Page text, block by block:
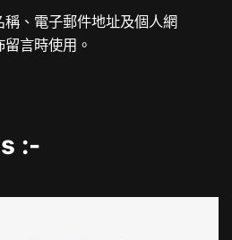
稱、電子郵件地址及個人網
言時使用。
:-